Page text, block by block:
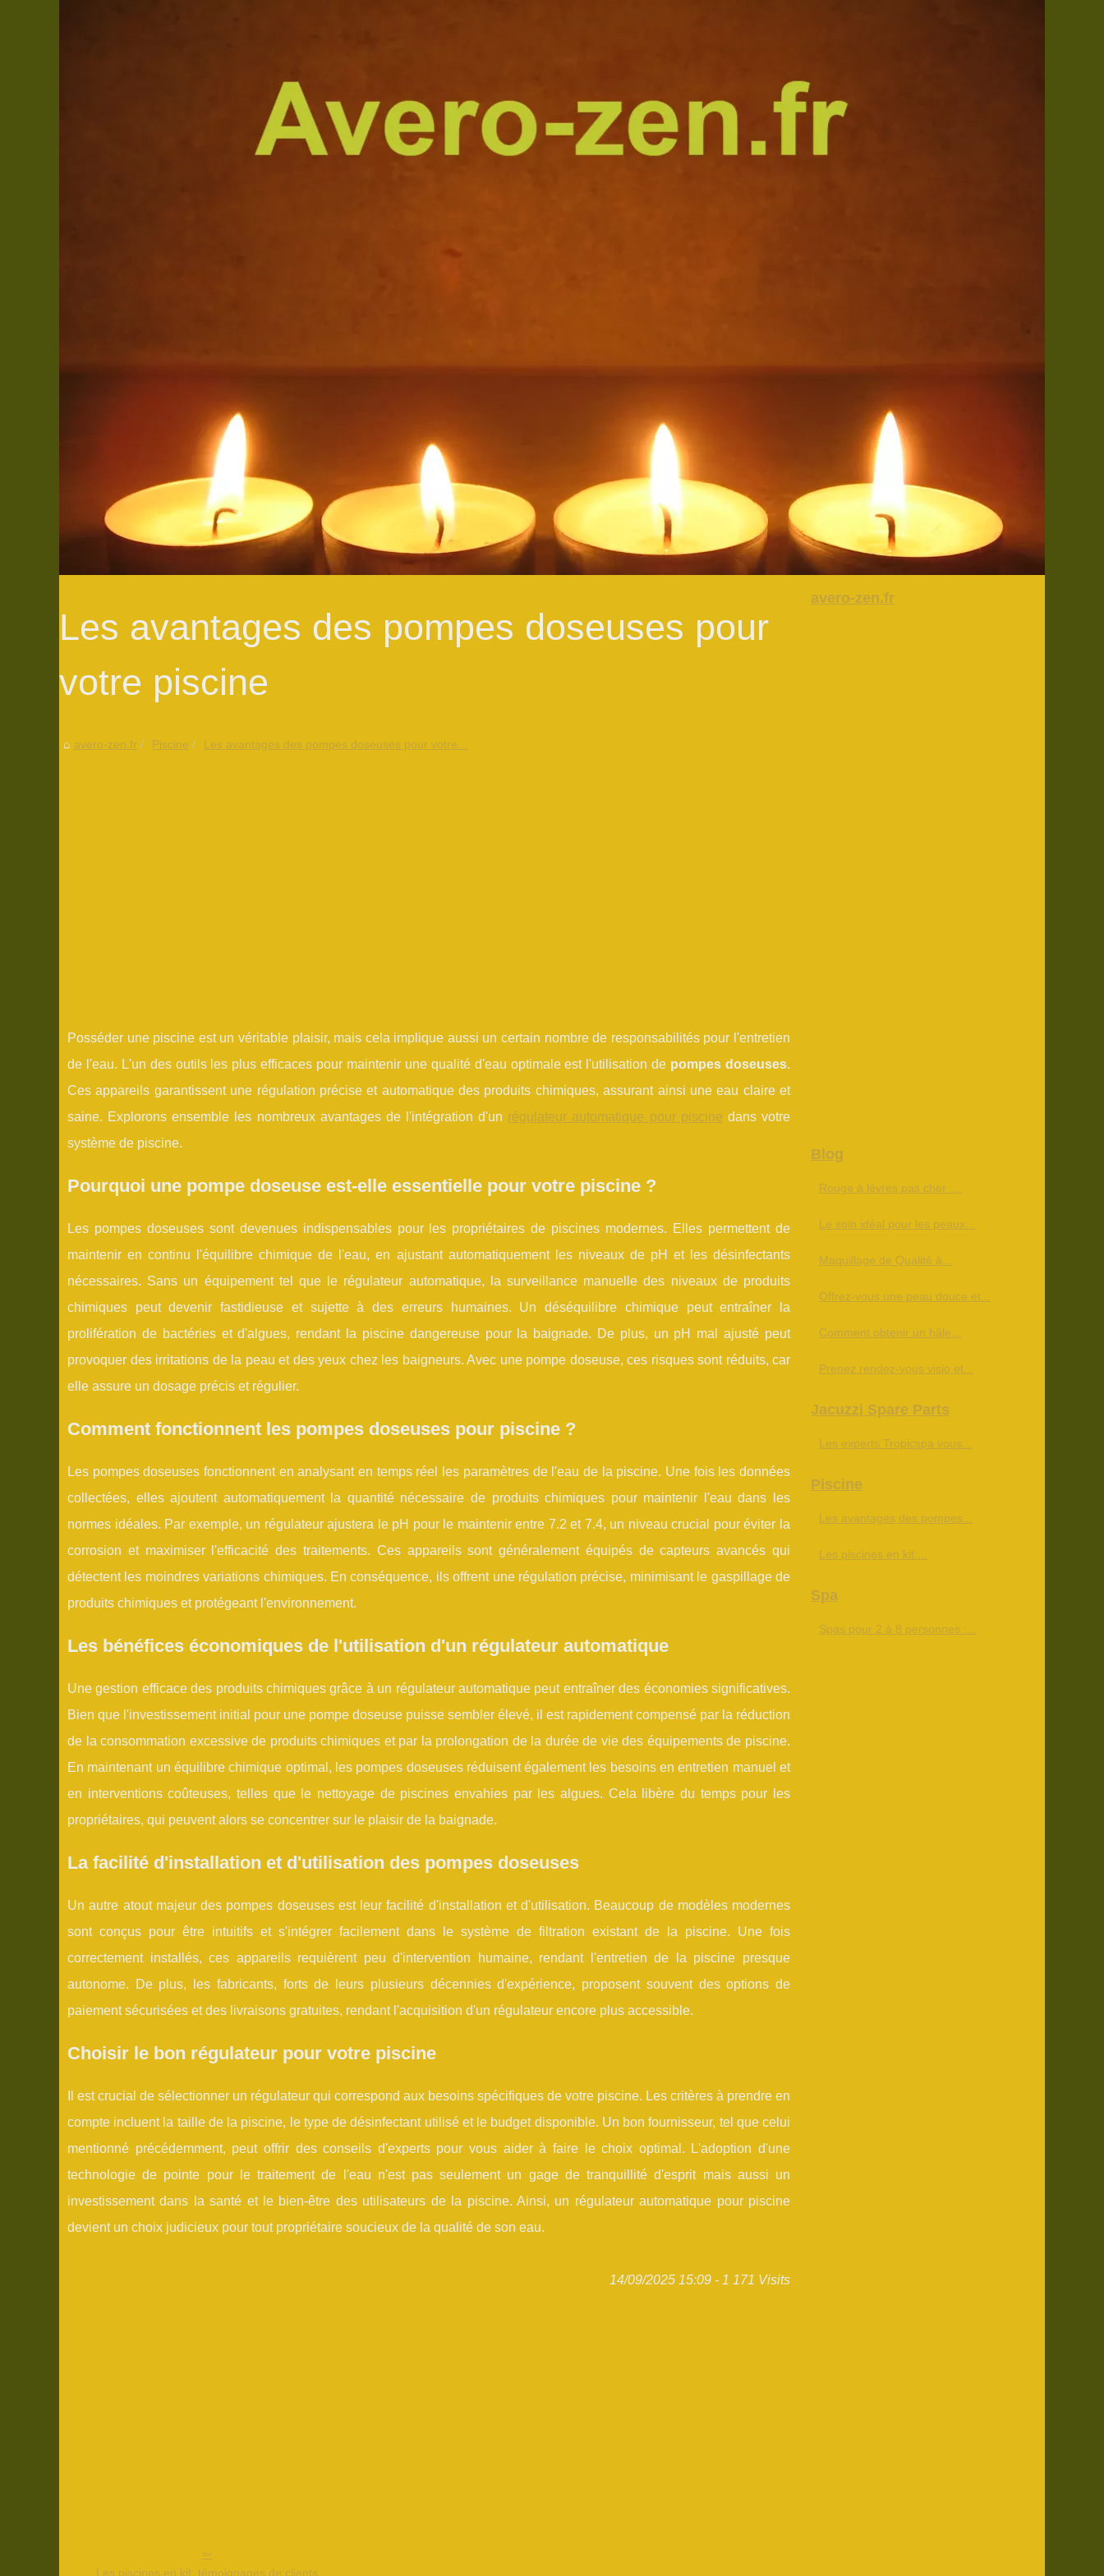
Les avantages des pompes doseuses pour
votre piscine
avero-zen.fr Piscine Les avantages des pompes doseuses pour votre...
Posséder une piscine est un véritable plaisir, mais cela implique aussi un certain nombre de responsabilités pour l'entretien
de l'eau. L'un des outils les plus efficaces pour maintenir une qualité d'eau optimale est l'utilisation de pompes doseuses.
Ces appareils garantissent une régulation précise et automatique des produits chimiques, assurant ainsi une eau claire et
saine. Explorons ensemble les nombreux avantages de l'intégration d'un régulateur automatique pour piscine dans votre
système de piscine.
Pourquoi une pompe doseuse est-elle essentielle pour votre piscine ?
Les pompes doseuses sont devenues indispensables pour les propriétaires de piscines modernes. Elles permettent de
maintenir en continu l'équilibre chimique de l'eau, en ajustant automatiquement les niveaux de pH et les désinfectants
nécessaires. Sans un équipement tel que le régulateur automatique, la surveillance manuelle des niveaux de produits
chimiques peut devenir fastidieuse et sujette à des erreurs humaines. Un déséquilibre chimique peut entraîner la
prolifération de bactéries et d'algues, rendant la piscine dangereuse pour la baignade. De plus, un pH mal ajusté peut
provoquer des irritations de la peau et des yeux chez les baigneurs. Avec une pompe doseuse, ces risques sont réduits, car
elle assure un dosage précis et régulier.
Comment fonctionnent les pompes doseuses pour piscine ?
Les pompes doseuses fonctionnent en analysant en temps réel les paramètres de l'eau de la piscine. Une fois les données
collectées, elles ajoutent automatiquement la quantité nécessaire de produits chimiques pour maintenir l'eau dans les
normes idéales. Par exemple, un régulateur ajustera le pH pour le maintenir entre 7.2 et 7.4, un niveau crucial pour éviter la
corrosion et maximiser l'efficacité des traitements. Ces appareils sont généralement équipés de capteurs avancés qui
détectent les moindres variations chimiques. En conséquence, ils offrent une régulation précise, minimisant le gaspillage de
produits chimiques et protégeant l'environnement.
Les bénéfices économiques de l'utilisation d'un régulateur automatique
Une gestion efficace des produits chimiques grâce à un régulateur automatique peut entraîner des économies significatives.
Bien que l'investissement initial pour une pompe doseuse puisse sembler élevé, il est rapidement compensé par la réduction
de la consommation excessive de produits chimiques et par la prolongation de la durée de vie des équipements de piscine.
En maintenant un équilibre chimique optimal, les pompes doseuses réduisent également les besoins en entretien manuel et
en interventions coûteuses, telles que le nettoyage de piscines envahies par les algues. Cela libère du temps pour les
propriétaires, qui peuvent alors se concentrer sur le plaisir de la baignade.
La facilité d'installation et d'utilisation des pompes doseuses
Un autre atout majeur des pompes doseuses est leur facilité d'installation et d'utilisation. Beaucoup de modèles modernes
sont conçus pour être intuitifs et s'intégrer facilement dans le système de filtration existant de la piscine. Une fois
correctement installés, ces appareils requièrent peu d'intervention humaine, rendant l'entretien de la piscine presque
autonome. De plus, les fabricants, forts de leurs plusieurs décennies d'expérience, proposent souvent des options de
paiement sécurisées et des livraisons gratuites, rendant l'acquisition d'un régulateur encore plus accessible.
Choisir le bon régulateur pour votre piscine
Il est crucial de sélectionner un régulateur qui correspond aux besoins spécifiques de votre piscine. Les critères à prendre en
compte incluent la taille de la piscine, le type de désinfectant utilisé et le budget disponible. Un bon fournisseur, tel que celui
mentionné précédemment, peut offrir des conseils d'experts pour vous aider à faire le choix optimal. L'adoption d'une
technologie de pointe pour le traitement de l'eau n'est pas seulement un gage de tranquillité d'esprit mais aussi un
investissement dans la santé et le bien-être des utilisateurs de la piscine. Ainsi, un régulateur automatique pour piscine
devient un choix judicieux pour tout propriétaire soucieux de la qualité de son eau.
14/09/2025 15:09 - 1 171 Visits
Les piscines en kit: témoignages de clients
avero-zen.fr
Blog
Rouge à lèvres pas cher :...
Le soin idéal pour les peaux...
Maquillage de Qualité à...
Offrez-vous une peau douce et...
Comment obtenir un hâle...
Prenez rendez-vous visio et...
Jacuzzi Spare Parts
Les experts Tropicspa vous...
Piscine
Les avantages des pompes...
Les piscines en kit:...
Spa
Spas pour 2 à 8 personnes :...